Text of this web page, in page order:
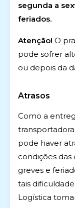
segunda a
feriados.
Atenção! O
pode sofrer
ou depois da
Atrasos
Como a
pode haver
condições das
greves e
tais
Logística